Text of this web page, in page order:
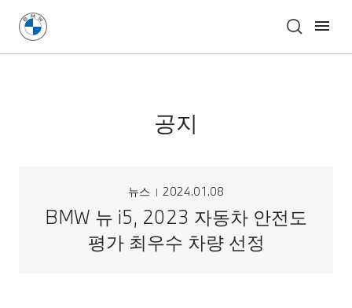
공지
뉴스 2024.01.08
BMW 뉴 i5, 2023 자동차 안전도
평가 최우수 차량 선정